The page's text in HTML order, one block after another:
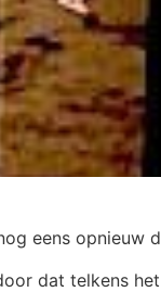
eens opnieuw
dat telkens